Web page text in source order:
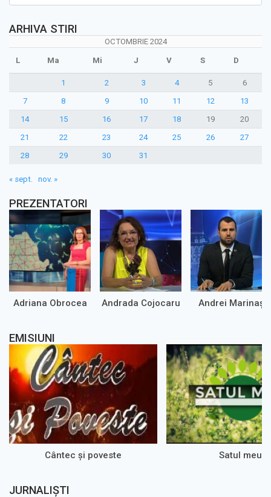
ARHIVA STIRI
OCTOMBRIE 2024
L Ma Mi J V S D
1 2 3 4 5
6
7
8 9 10 11 12
13
14
15 16 17 18 19
20
21
22 23 24 25 26
27
28
29 30 31
« sept. nov. »
PREZENTATORI
Adriana Obrocea Andrada Cojocaru Andrei Marinaș
EMISIUNI
Cântec și poveste Satul meu
JURNALIȘTI